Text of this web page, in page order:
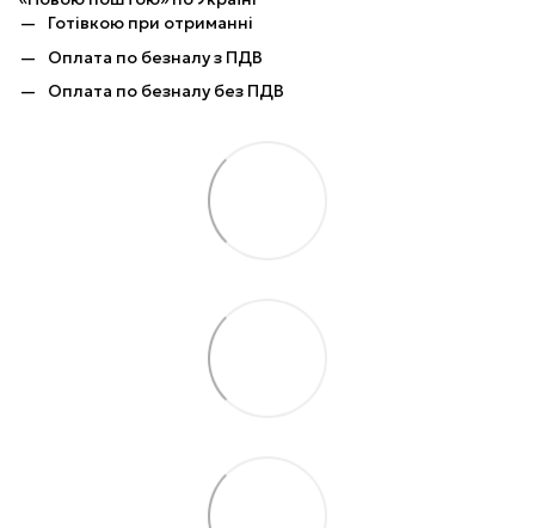
Готівкою при отриманні
Оплата по безналу з ПДВ
Оплата по безналу без ПДВ